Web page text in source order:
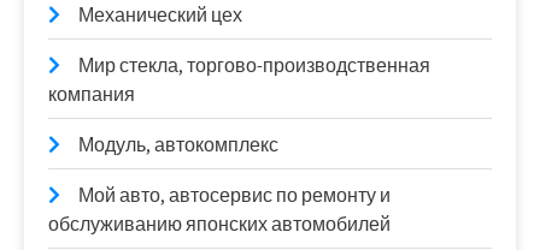
Механический цех
Мир стекла, торгово-производственная
компания
Модуль, автокомплекс
Мой авто, автосервис по ремонту и
обслуживанию японских автомобилей